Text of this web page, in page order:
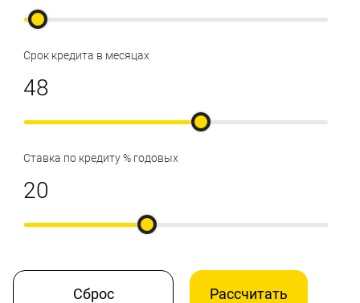
Срок кредита в месяцах
Ставка по кредиту % годовых
Сброс Рассчитать